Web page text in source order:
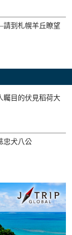
到札幌羊丘瞭望
矚目的伏見稻荷大
忠犬八公